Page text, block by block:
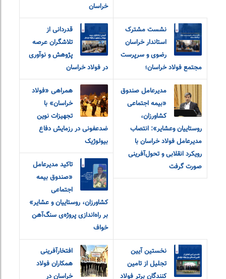
خراسان
نشست مشترک
استاندار خراسان
رضوی و سرپرست
مجتمع فولاد خراسان؛
قدردانی از
تلاشگران عرصه
پژوهش و نوآوری
در فولاد خراسان
مدیرعامل صندوق
«بیمه اجتماعی
کشاورزان،
روستاییان و‌عشایر»: انتصاب
مدیرعامل فولاد خراسان با
رویکرد انقلابی و تحول‌آفرینی
صورت گرفت
همراهی «فولاد
خراسان» با
تجهیزات نوین
ضدعفونی در رزمایش دفاع
بیولوژیک
تاکید مدیرعامل
«صندوق بیمه‌
اجتماعی
کشاورزان، روستاییان و عشایر»
بر راه‌اندازی پروژه‌ی سنگ‌آهن
خواف
نخستین آیین
تجلیل از تامین
کنندگان برتر فولاد
افتخارآفرینی
همکاران فولاد
خراسان در